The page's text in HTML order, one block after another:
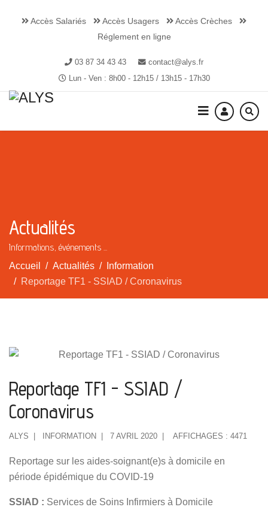
Accès Salariés Accès Usagers
Accès Crèches
Réglement en ligne
03 87 34 43 43
contact@alys.fr
Lun - Ven : 8h00 - 12h15 / 13h15 - 17h30
Actualités
Informations, événements ...
Accueil Actualités
Information
Reportage TF1 - SSIAD / Coronavirus
Reportage TF1 - SSIAD /
Coronavirus
ALYS INFORMATION 7 AVRIL 2020 AFFICHAGES : 4471
Reportage sur les aides-soignant(e)s à domicile en
période épidémique du COVID-19
SSIAD : Services de Soins Infirmiers à Domicile